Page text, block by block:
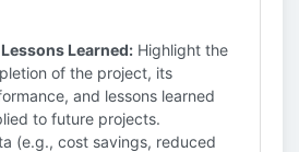
Learned: Highlight the
of the project, its
and lessons learned
to future projects.
(e.g., cost savings, reduced